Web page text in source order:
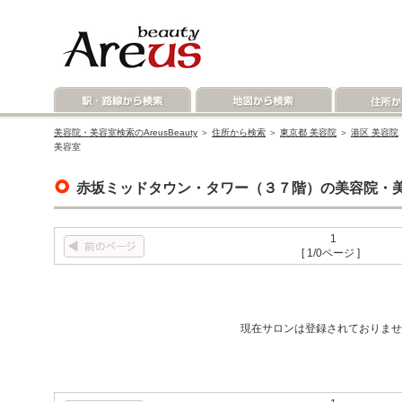
美容院・美容室検索のAreusBeauty ＞ 住所から検索 ＞ 東京都 美容院 ＞ 港区 美容院
美容室
赤坂ミッドタウン・タワー（３７階）の美容院・
1
[ 1/0ページ ]
現在サロンは登録されておりま